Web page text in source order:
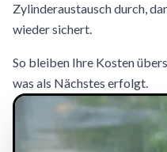
Zylinderaustausch durch,
wieder sichert.
So bleiben Ihre Kosten
was als Nächstes erfolgt.